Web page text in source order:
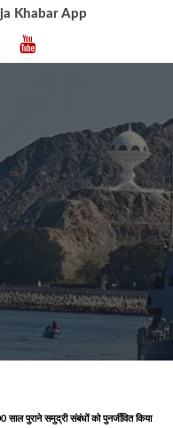
Khabar App
पुराने समुद्री संबंधों को पुनर्जीवित किया